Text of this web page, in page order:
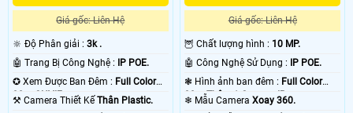
Giá gốc: Liên Hệ
🔆 Độ Phân giải : 3k .
🤖️ Trang Bị Công Nghệ :
IP POE.
✪ Xem Được Ban Đêm : Full Color
30m ONVIF.
⚒ Camera Thiết Kế Thân Plastic.
Giá gốc: Liên Hệ
🦉 Chất lượng hình : 10 MP.
🤖️ Công Nghệ Sử Dụng :
IP POE.
❃ Hình ảnh ban đêm : Full Color
30m Thêm 1 Camera IP.
❄ Mẫu CameraXoay 360.